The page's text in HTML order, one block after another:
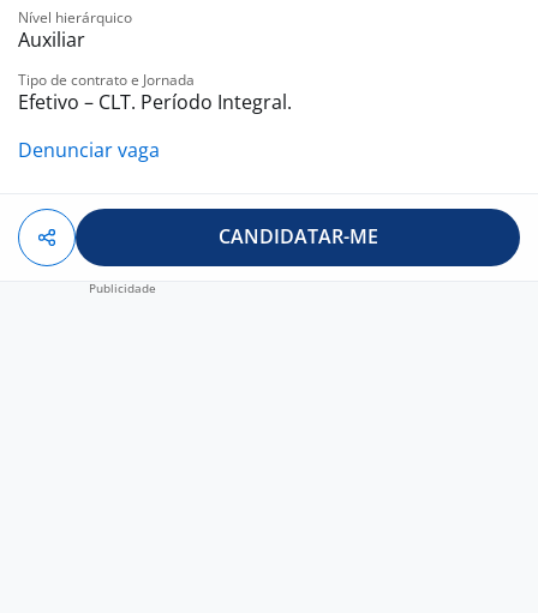
Nível hierárquico
Auxiliar
Tipo de contrato e Jornada
Efetivo – CLT. Período Integral.
Denunciar vaga
CANDIDATAR-ME